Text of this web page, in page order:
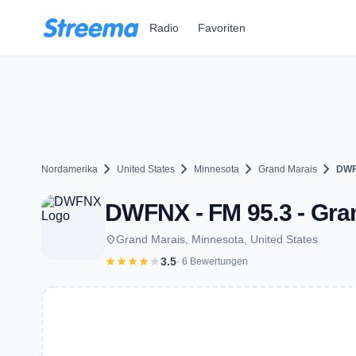
Radio Favoriten
Nordamerika chevron_right United States chevron_right Minnesota chevron_right Grand Marais chevron_right
DWFNX - FM 95.3 -
placeGrand Marais, Minnesota, United States
starstarstarstarstar3.5· 6 Bewertungen